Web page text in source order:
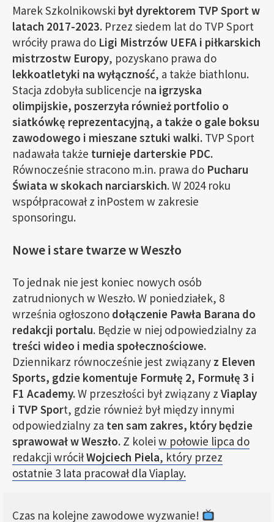
Marek Szkolnikowski był dyrektorem TVP Sport w
latach 2017-2023. Przez siedem lat do TVP Sport
wróciły prawa do Ligi Mistrzów UEFA i piłkarskich
mistrzostw Europy, pozyskano prawa do
lekkoatletyki na wyłączność, a także biathlonu.
Stacja zdobyła sublicencje na igrzyska
olimpijskie, poszerzyła również portfolio o
siatkówkę reprezentacyjną, a także o gale boksu
zawodowego i mieszane sztuki walki. TVP Sport
nadawała także turnieje darterskie PDC.
Równocześnie stracono m.in. prawa do Pucharu
Świata w skokach narciarskich. W 2024 roku
współpracował z inPostem w zakresie
sponsoringu.
Nowe i stare twarze w Weszło
To jednak nie jest koniec nowych osób
zatrudnionych w Weszło. W poniedziałek, 8
września ogłoszono dołączenie Pawła Barana do
redakcji portalu. Będzie w niej odpowiedzialny za
treści wideo i media społecznościowe.
Dziennikarz równocześnie jest związany z Eleven
Sports, gdzie komentuje Formułę 2, Formułę 3 i
F1 Academy.W przeszłości był związany z Viaplay
i TVP Sport, gdzie również był między innymi
odpowiedzialny za ten sam zakres, który będzie
sprawował w Weszło. Z kolei w połowie lipca do
redakcji wróciłWojciech Piela, który przez
ostatnie 3 lata pracował dla Viaplay.
Czas na kolejne zawodowe wyzwanie!